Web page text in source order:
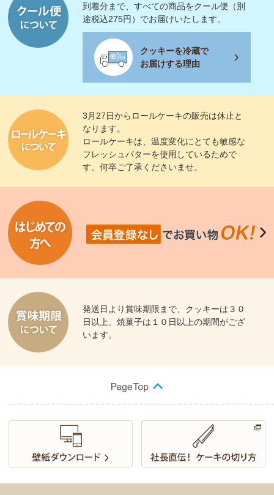
到着分まで、すべての商品をクール便（別
途税込275円）でお届けいたします。
クッキーを冷蔵で
お届けする理由
3月27日からロールケーキの販売は休止と
なります。
ロールケーキは、温度変化にとても敏感な
フレッシュバターを使用しているためで
す。何卒ご了承くださいませ。
発送日より賞味期限まで、クッキーは３０
日以上、焼菓子は１０日以上の期間がござ
います。